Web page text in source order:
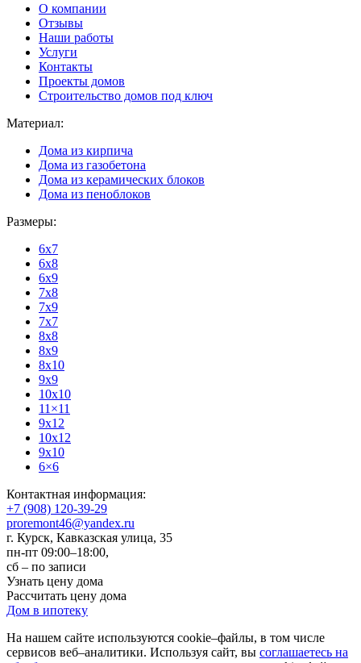
О компании
Отзывы
Наши работы
Услуги
Контакты
Проекты домов
Строительство домов под ключ
Материал:
Дома из кирпича
Дома из газобетона
Дома из керамических блоков
Дома из пеноблоков
Размеры:
6x7
6x8
6x9
7x8
7x9
7x7
8x8
8x9
8x10
9x9
10x10
11×11
9x12
10x12
9x10
6×6
Контактная информация:
+7 (908) 120-39-29
proremont46@yandex.ru
г. Курск, Кавказская улица, 35
пн-пт 09:00–18:00,
сб – по записи
Узнать цену дома
Рассчитать цену дома
Дом в ипотеку
На нашем сайте используются cookie–файлы, в том числе
сервисов веб–аналитики. Используя сайт, вы соглашаетесь на